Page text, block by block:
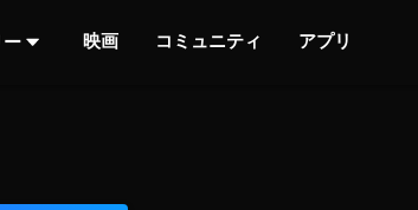
映画 コミュニティ アプリ